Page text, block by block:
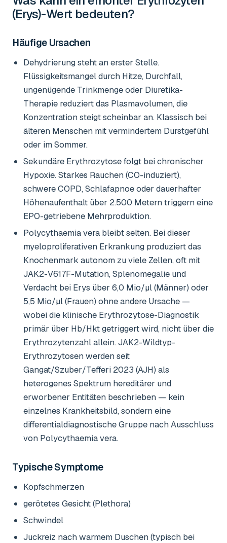
(Erys)-Wert bedeuten?
Häufige Ursachen
Dehydrierung steht an erster Stelle.
Flüssigkeitsmangel durch Hitze, Durchfall,
ungenügende Trinkmenge oder Diuretika-
Therapie reduziert das Plasmavolumen, die
Konzentration steigt scheinbar an. Klassisch bei
älteren Menschen mit vermindertem Durstgefühl
oder im Sommer.
Sekundäre Erythrozytose folgt bei chronischer
Hypoxie. Starkes Rauchen (CO-induziert),
schwere COPD, Schlafapnoe oder dauerhafter
Höhenaufenthalt über 2.500 Metern triggern eine
EPO-getriebene Mehrproduktion.
Polycythaemia vera bleibt selten. Bei dieser
myeloproliferativen Erkrankung produziert das
Knochenmark autonom zu viele Zellen, oft mit
JAK2-V617F-Mutation, Splenomegalie und
Verdacht bei Erys über 6,0 Mio/µl (Männer) oder
5,5 Mio/µl (Frauen) ohne andere Ursache —
wobei die klinische Erythrozytose-Diagnostik
primär über Hb/Hkt getriggert wird, nicht über die
Erythrozytenzahl allein. JAK2-Wildtyp-
Erythrozytosen werden seit
Gangat/Szuber/Tefferi 2023 (AJH) als
heterogenes Spektrum hereditärer und
erworbener Entitäten beschrieben — kein
einzelnes Krankheitsbild, sondern eine
differentialdiagnostische Gruppe nach Ausschluss
von Polycythaemia vera.
Typische Symptome
Kopfschmerzen
gerötetes Gesicht (Plethora)
Schwindel
Juckreiz nach warmem Duschen (typisch bei